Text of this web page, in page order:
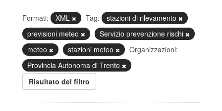
Formati: XML Tag:
stazioni di rilevamento
previsioni meteo
Servizio prevenzione rischi
meteo
stazioni meteo
Organizzazioni:
Provincia Autonoma di Trento
Risultato del filtro